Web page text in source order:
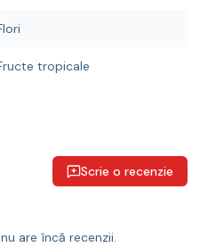
tropicale
Scrie o recenzie
are încă recenzii.